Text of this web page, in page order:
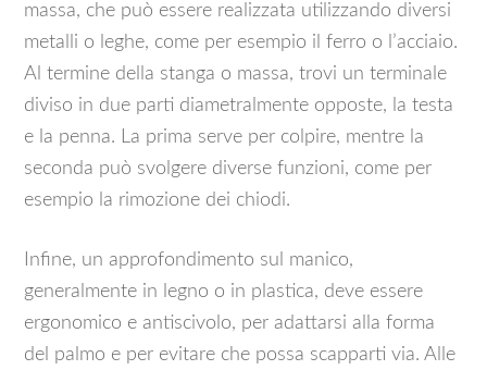
massa, che può essere realizzata utilizzando diversi
metalli o leghe, come per esempio il ferro o l’acciaio.
Al termine della stanga o massa, trovi un terminale
diviso in due parti diametralmente opposte, la testa
e la penna. La prima serve per colpire, mentre la
seconda può svolgere diverse funzioni, come per
esempio la rimozione dei chiodi.
Infine, un approfondimento sul manico,
generalmente in legno o in plastica, deve essere
ergonomico e antiscivolo, per adattarsi alla forma
del palmo e per evitare che possa scapparti via. Alle